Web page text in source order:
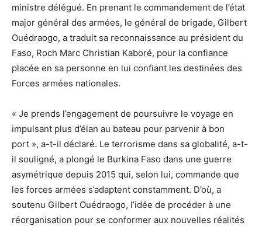
ministre délégué. En prenant le commandement de l’état
major général des armées, le général de brigade, Gilbert
Ouédraogo, a traduit sa reconnaissance au président du
Faso, Roch Marc Christian Kaboré, pour la confiance
placée en sa personne en lui confiant les destinées des
Forces armées nationales.
« Je prends l’engagement de poursuivre le voyage en
impulsant plus d’élan au bateau pour parvenir à bon
port », a-t-il déclaré. Le terrorisme dans sa globalité, a-t-
il souligné, a plongé le Burkina Faso dans une guerre
asymétrique depuis 2015 qui, selon lui, commande que
les forces armées s’adaptent constamment. D’où, a
soutenu Gilbert Ouédraogo, l’idée de procéder à une
réorganisation pour se conformer aux nouvelles réalités